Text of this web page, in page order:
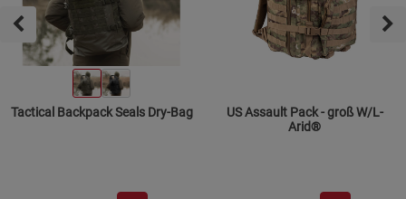
Tactical Backpack Seals Dry-Bag
US Assault Pack - groß W/L-
Arid®